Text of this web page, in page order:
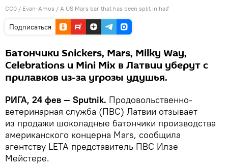
CC0 / Evan-Amos / A US Mars bar that has been split in half
Подписаться
Батончики Snickers, Mars, Milky Way,
Celebrations и Mini Mix в Латвии уберут с
прилавков из-за угрозы удушья.
РИГА, 24 фев — Sputnik. Продовольственно-
ветеринарная служба (ПВС) Латвии отзывает
из продажи шоколадные батончики производства
американского концерна Mars, сообщила
агентству LETA представитель ПВС Илзе
Мейстере.